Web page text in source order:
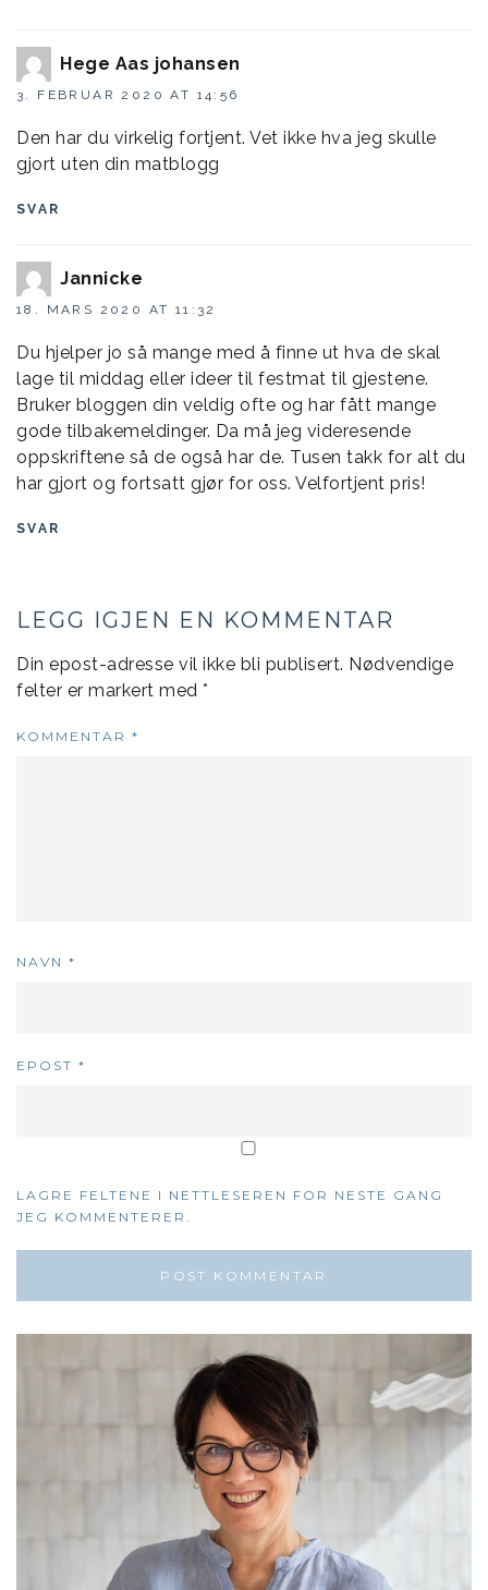
Hege Aas johansen
3. FEBRUAR 2020 AT 14:56
Den har du virkelig fortjent. Vet ikke hva jeg skulle
gjort uten din matblogg
SVAR
Jannicke
18. MARS 2020 AT 11:32
Du hjelper jo så mange med å finne ut hva de skal
lage til middag eller ideer til festmat til gjestene.
Bruker bloggen din veldig ofte og har fått mange
gode tilbakemeldinger. Da må jeg videresende
oppskriftene så de også har de. Tusen takk for alt du
har gjort og fortsatt gjør for oss. Velfortjent pris!
SVAR
LEGG IGJEN EN KOMMENTAR
Din epost-adresse vil ikke bli publisert. Nødvendige
felter er markert med *
KOMMENTAR *
NAVN *
EPOST *
LAGRE FELTENE I NETTLESEREN FOR NESTE GANG
JEG KOMMENTERER.